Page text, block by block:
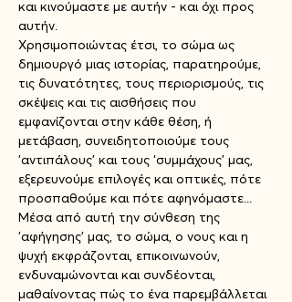
και κινούμαστε με αυτήν - και όχι προς
αυτήν.
Χρησιμοποιώντας έτσι, το σώμα ως
δημιουργό μιας ιστορίας, παρατηρούμε,
τις δυνατότητες, τους περιορισμούς, τις
σκέψεις και τις αισθήσεις που
εμφανίζονται στην κάθε θέση, ή
μετάβαση, συνειδητοποιούμε τους
'αντιπάλους’ και τους ‘συμμάχους’ μας,
εξερευνούμε επιλογές και οπτικές, πότε
προσπαθούμε και πότε αφηνόμαστε...
Μέσα από αυτή την σύνθεση της
'αφήγησης' μας, το σώμα, ο νους και η
ψυχή εκφράζονται, επικοινωνούν,
ενδυναμώνονται και συνδέονται,
μαθαίνοντας πώς το ένα παρεμβάλλεται